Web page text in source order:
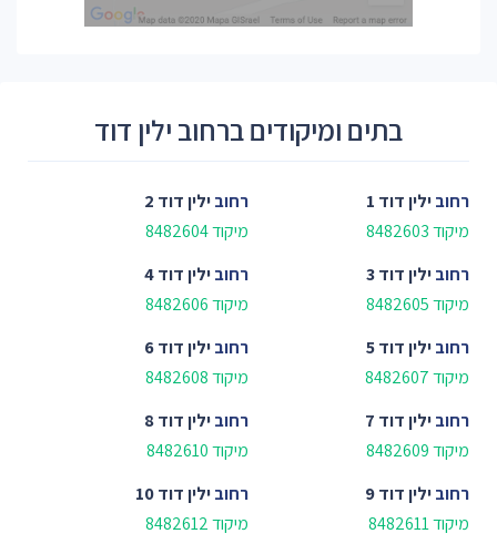
בתים ומיקודים ברחוב ילין דוד
רחובילין דוד 1
מיקוד 8482603
רחובילין דוד 2
מיקוד 8482604
רחובילין דוד 3
מיקוד 8482605
רחובילין דוד 4
מיקוד 8482606
רחובילין דוד 5
מיקוד 8482607
רחובילין דוד 6
מיקוד 8482608
רחובילין דוד 7
מיקוד 8482609
רחובילין דוד 8
מיקוד 8482610
רחובילין דוד 9
מיקוד 8482611
רחובילין דוד 10
מיקוד 8482612